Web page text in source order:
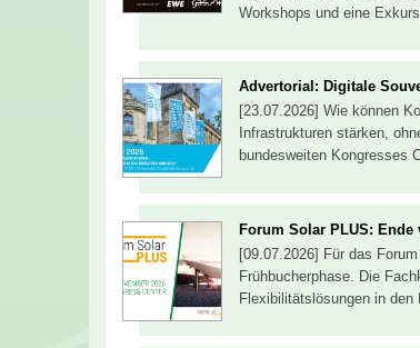
Workshops und eine
Advertorial: Digitale
[23.07.2026] Wie können
Infrastrukturen stärken,
bundesweiten Kongresses
Forum Solar PLUS: Ende
[09.07.2026] Für das
Frühbucherphase. Die
Flexibilitätslösungen in